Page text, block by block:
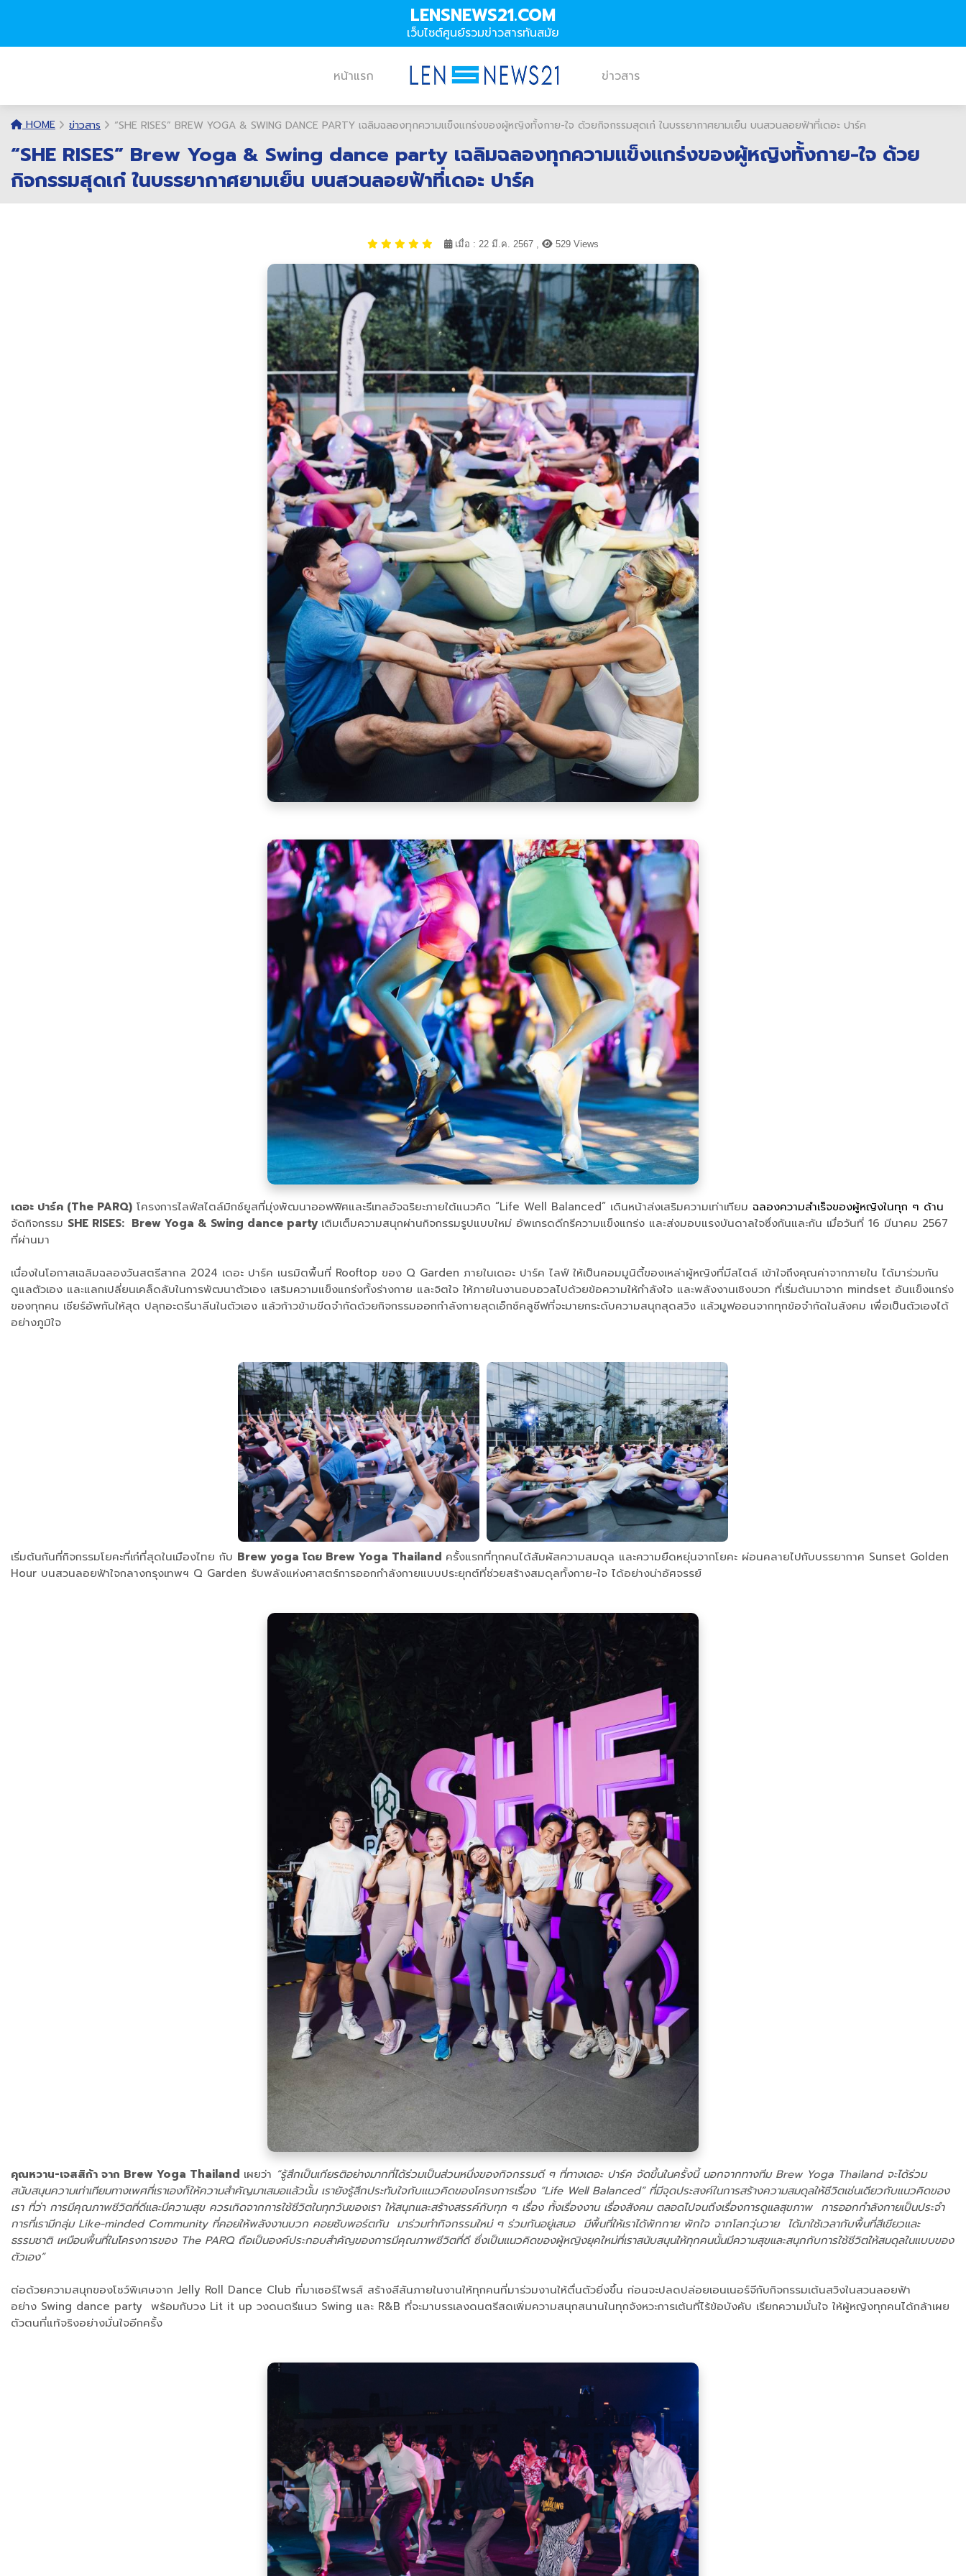
LENSNEWS21.COM
เว็บไซต์ศูนย์รวมข่าวสารทันสมัย
หน้าแรก ข่าวสาร
HOME ข่าวสาร “SHE RISES” BREW YOGA & SWING DANCE PARTY เฉลิมฉลองทุกความแข็งแกร่งของผู้หญิงทั้งกาย-ใจ ด้วยกิจกรรมสุดเก๋ ในบรรยากาศยามเย็น บนสวนลอยฟ้าที่เดอะ ปาร์ค
“SHE RISES” Brew Yoga & Swing dance party เฉลิมฉลองทุกความแข็งแกร่งของผู้หญิงทั้งกาย-ใจ ด้วย
กิจกรรมสุดเก๋ ในบรรยากาศยามเย็น บนสวนลอยฟ้าที่เดอะ ปาร์ค
เมื่อ : 22 มี.ค. 2567 , 529 Views
เดอะ ปาร์ค (The PARQ) โครงการไลฟ์สไตล์มิกซ์ยูสที่มุ่งพัฒนาออฟฟิศและรีเทลอัจฉริยะภายใต้แนวคิด “Life Well Balanced” เดินหน้าส่งเสริมความเท่าเทียม ฉลองความสำเร็จของผู้หญิงในทุก ๆ ด้าน
จัดกิจกรรม SHE RISES: Brew Yoga & Swing dance party เติมเต็มความสนุกผ่านกิจกรรมรูปแบบใหม่ อัพเกรดดีกรีความแข็งแกร่ง และส่งมอบแรงบันดาลใจซึ่งกันและกัน เมื่อวันที่ 16 มีนาคม 2567
ที่ผ่านมา
เนื่องในโอกาสเฉลิมฉลองวันสตรีสากล 2024 เดอะ ปาร์ค เนรมิตพื้นที่ Rooftop ของ Q Garden ภายในเดอะ ปาร์ค ไลฟ์ ให้เป็นคอมมูนิตี้ของเหล่าผู้หญิงที่มีสไตล์ เข้าใจถึงคุณค่าจากภายใน ได้มาร่วมกัน
ดูแลตัวเอง และแลกเปลี่ยนเคล็ดลับในการพัฒนาตัวเอง เสริมความแข็งแกร่งทั้งร่างกาย และจิตใจ ให้ภายในงานอบอวลไปด้วยข้อความให้กำลังใจ และพลังงานเชิงบวก ที่เริ่มต้นมาจาก mindset อันแข็งแกร่ง
ของทุกคน เชียร์อัพกันให้สุด ปลุกอะดรีนาลีนในตัวเอง แล้วก้าวข้ามขีดจำกัดด้วยกิจกรรมออกกำลังกายสุดเอ็กซ์คลูซีฟที่จะมายกระดับความสนุกสุดสวิง แล้วมูฟออนจากทุกข้อจำกัดในสังคม เพื่อเป็นตัวเองได้
อย่างภูมิใจ
เริ่มต้นกันที่กิจกรรมโยคะที่เก๋ที่สุดในเมืองไทย กับ Brew yoga โดย Brew Yoga Thailand ครั้งแรกที่ทุกคนได้สัมผัสความสมดุล และความยืดหยุ่นจากโยคะ ผ่อนคลายไปกับบรรยากาศ Sunset Golden
Hour บนสวนลอยฟ้าใจกลางกรุงเทพฯ Q Garden รับพลังแห่งศาสตร์การออกกำลังกายแบบประยุกต์ที่ช่วยสร้างสมดุลทั้งกาย-ใจ ได้อย่างน่าอัศจรรย์
คุณหวาน-เจสสิก้า จาก Brew Yoga Thailand เผยว่า “รู้สึกเป็นเกียรติอย่างมากที่ได้ร่วมเป็นส่วนหนึ่งของกิจกรรมดี ๆ ที่ทางเดอะ ปาร์ค จัดขึ้นในครั้งนี้ นอกจากทางทีม Brew Yoga Thailand จะได้ร่วม
สนับสนุนความเท่าเทียมทางเพศที่เราเองก็ให้ความสำคัญมาเสมอแล้วนั้น เรายังรู้สึกประทับใจกับแนวคิดของโครงการเรื่อง “Life Well Balanced” ที่มีจุดประสงค์ในการสร้างความสมดุลให้ชีวิตเช่นเดียวกับแนวคิดของ
เรา ที่ว่า การมีคุณภาพชีวิตที่ดีและมีความสุข ควรเกิดจากการใช้ชีวิตในทุกวันของเรา ให้สนุกและสร้างสรรค์กับทุก ๆ เรื่อง ทั้งเรื่องงาน เรื่องสังคม ตลอดไปจนถึงเรื่องการดูแลสุขภาพ การออกกำลังกายเป็นประจำ
การที่เรามีกลุ่ม Like-minded Community ที่คอยให้พลังงานบวก คอยซับพอร์ตกัน มาร่วมทำกิจกรรมใหม่ ๆ ร่วมกันอยู่เสมอ มีพื้นที่ให้เราได้พักกาย พักใจ จากโลกวุ่นวาย ได้มาใช้เวลากับพื้นที่สีเขียวและ
ธรรมชาติ เหมือนพื้นที่ในโครงการของ The PARQ ถือเป็นองค์ประกอบสำคัญของการมีคุณภาพชีวิตที่ดี ซึ่งเป็นแนวคิดของผู้หญิงยุคใหม่ที่เราสนับสนุนให้ทุกคนนั้นมีความสุขและสนุกกับการใช้ชีวิตให้สมดุลในแบบของ
ตัวเอง”
ต่อด้วยความสนุกของโชว์พิเศษจาก Jelly Roll Dance Club ที่มาเซอร์ไพรส์ สร้างสีสันภายในงานให้ทุกคนที่มาร่วมงานให้ตื่นตัวยิ่งขึ้น ก่อนจะปลดปล่อยเอนเนอร์จีกับกิจกรรมเต้นสวิงในสวนลอยฟ้า
อย่าง Swing dance party พร้อมกับวง Lit it up วงดนตรีแนว Swing และ R&B ที่จะมาบรรเลงดนตรีสดเพิ่มความสนุกสนานในทุกจังหวะการเต้นที่ไร้ข้อบังคับ เรียกความมั่นใจ ให้ผู้หญิงทุกคนได้กล้าเผย
ตัวตนที่แท้จริงอย่างมั่นใจอีกครั้ง